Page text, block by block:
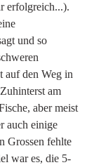
erfolgreich...).
und so
auf den Weg in
am
aber meist
auch einige
Grossen fehlte
war es, die 5-